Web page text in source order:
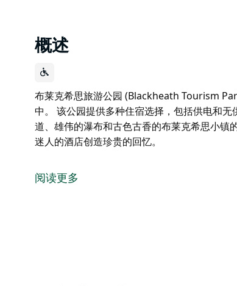
概述
布莱克希思旅游公园 (Blackheath Tourism
中。 该公园提供多种住宿选择，包括供电和
道、雄伟的瀑布和古色古香的布莱克希思小镇
迷人的酒店创造珍贵的回忆。
中。
阅读更多